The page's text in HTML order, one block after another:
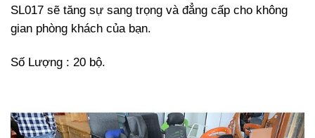
SL017 sẽ tăng sự sang trọng và đẳng cấp cho không
gian phòng khách của bạn.
Số Lượng : 20 bộ.